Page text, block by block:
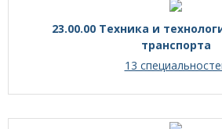
23.00.00 Техника и
транспорта
13